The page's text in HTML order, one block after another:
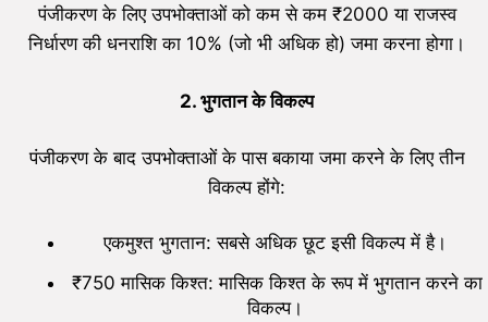
पंजीकरण के लिए उपभोक्ताओं को कम से कम ₹2000 या राजस्व
निर्धारण की धनराशि का 10% (जो भी अधिक हो) जमा करना होगा।
2. भुगतान के विकल्प
पंजीकरण के बाद उपभोक्ताओं के पास बकाया जमा करने के लिए तीन
विकल्प होंगे:
एकमुश्त भुगतान: सबसे अधिक छूट इसी विकल्प में है।
₹750 मासिक किश्त: मासिक किश्त के रूप में भुगतान करने का
विकल्प।